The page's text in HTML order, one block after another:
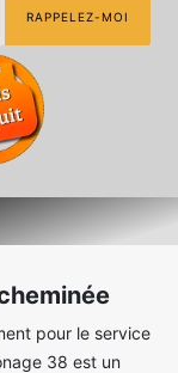
pour le service
38 est un